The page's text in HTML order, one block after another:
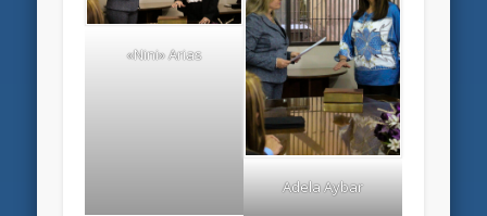
«Nini» Arias
Adela Aybar